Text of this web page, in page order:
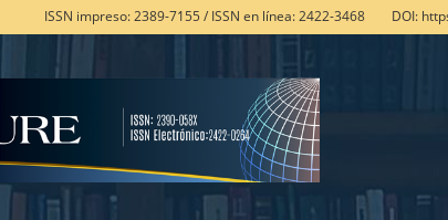
ISSN impreso: 2389-7155 / ISSN en línea: 2422-3468 DOI: